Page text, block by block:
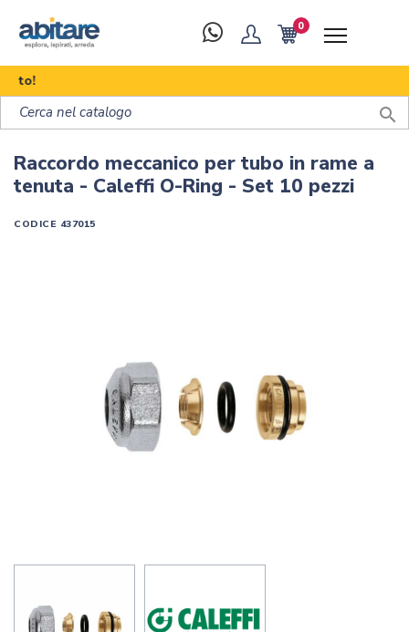
0

Raccordo meccanico per tubo in rame a
tenuta - Caleffi O-Ring - Set 10 pezzi
CODICE 437015